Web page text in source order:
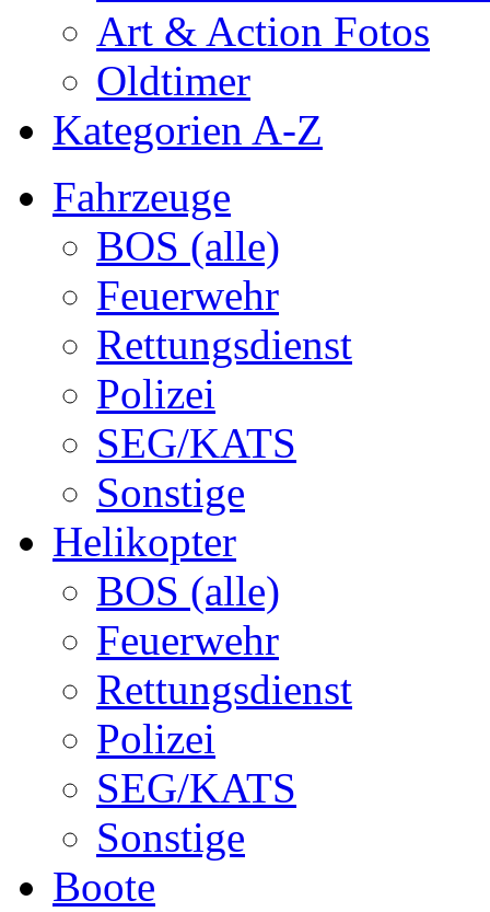
Art & Action Fotos
Oldtimer
Kategorien A-Z
Fahrzeuge
BOS (alle)
Feuerwehr
Rettungsdienst
Polizei
SEG/KATS
Sonstige
Helikopter
BOS (alle)
Feuerwehr
Rettungsdienst
Polizei
SEG/KATS
Sonstige
Boote